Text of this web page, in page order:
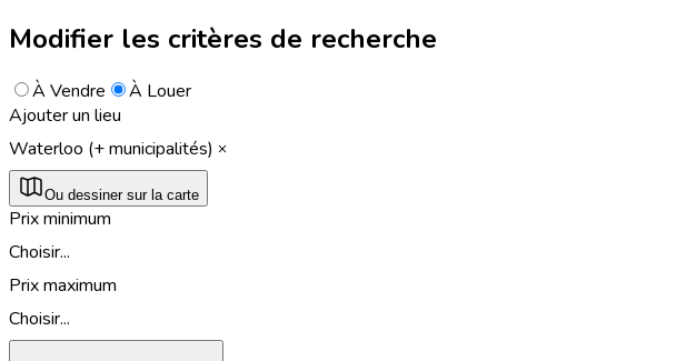
Modifier les critères de recherche
À Vendre
À Louer
Ajouter un lieu
Waterloo (+ municipalités)
Ou dessiner sur la carte
Prix minimum
Choisir...
Prix maximum
Choisir...